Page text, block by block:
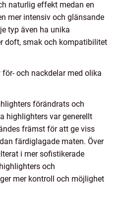
naturlig effekt medan en
mer intensiv och glänsande
typ även ha unika
doft, smak och kompatibilitet
och nackdelar med olika
förändrats och
highlighters var generellt
främst för att ge viss
färdiglagade maten. Över
i mer sofistikerade
och
mer kontroll och möjlighet